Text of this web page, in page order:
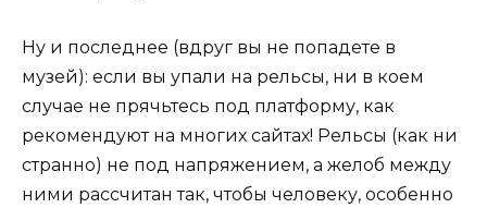
Ну и последнее (вдруг вы не попадете в
музей): если вы упали на рельсы, ни в коем
случае не прячьтесь под платформу, как
рекомендуют на многих сайтах! Рельсы (как ни
странно) не под напряжением, а желоб между
ними рассчитан так, чтобы человеку, особенно